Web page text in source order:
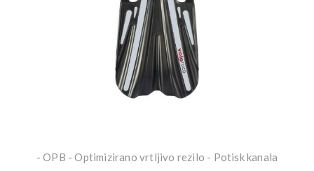
- OPB - Optimizirano vrtljivo rezilo - Potisk kanala